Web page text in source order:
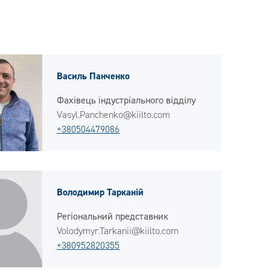
Василь Панченко
Фахівець індустріального відділу
Vasyl.Panchenko@kiilto.com
+380504479086
Володимир Тарканій
Регіональний представник
Volodymyr.Tarkanii@kiilto.com
+380952820355